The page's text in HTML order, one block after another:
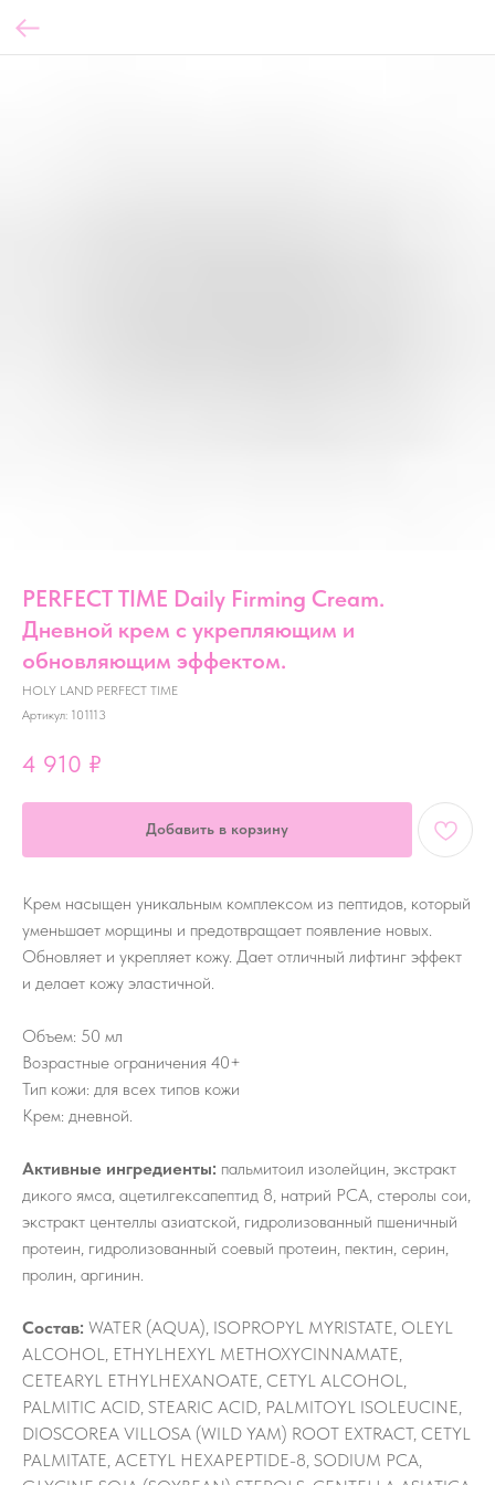
PERFECT TIME Daily Firming Cream.
Дневной крем с укрепляющим и
обновляющим эффектом.
HOLY LAND PERFECT TIME
Артикул: 101113
4 910 ₽
Добавить в корзину
Крем насыщен уникальным комплексом из пептидов, который
уменьшает морщины и предотвращает появление новых.
Обновляет и укрепляет кожу. Дает отличный лифтинг эффект
и делает кожу эластичной.
Объем: 50 мл
Возрастные ограничения 40+
Тип кожи: для всех типов кожи
Крем: дневной.
Активные ингредиенты: пальмитоил изолейцин, экстракт
дикого ямса, ацетилгексапептид 8, натрий PCA, стеролы сои,
экстракт центеллы азиатской, гидролизованный пшеничный
протеин, гидролизованный соевый протеин, пектин, серин,
пролин, аргинин.
Состав: WATER (AQUA), ISOPROPYL MYRISTATE, OLEYL
ALCOHOL, ETHYLHEXYL METHOXYCINNAMATE,
CETEARYL ETHYLHEXANOATE, CETYL ALCOHOL,
PALMITIC ACID, STEARIC ACID, PALMITOYL ISOLEUCINE,
DIOSCOREA VILLOSA (WILD YAM) ROOT EXTRACT, CETYL
PALMITATE, ACETYL HEXAPEPTIDE-8, SODIUM PCA,